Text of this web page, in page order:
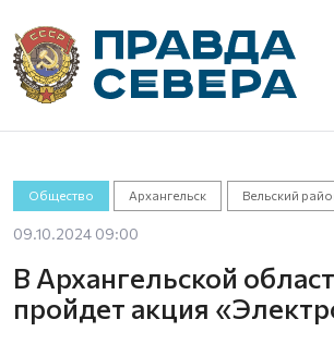
Общество Архангельск Вельский
09.10.2024 09:00
В Архангельской
пройдет акция